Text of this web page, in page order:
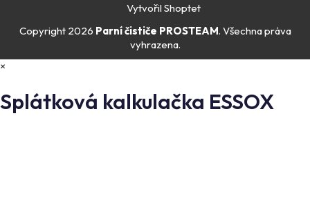
Vytvořil Shoptet
Copyright 2026 Parní čističe PROSTEAM. Všechna práva
vyhrazena.
×
Splátková kalkulačka ESSOX